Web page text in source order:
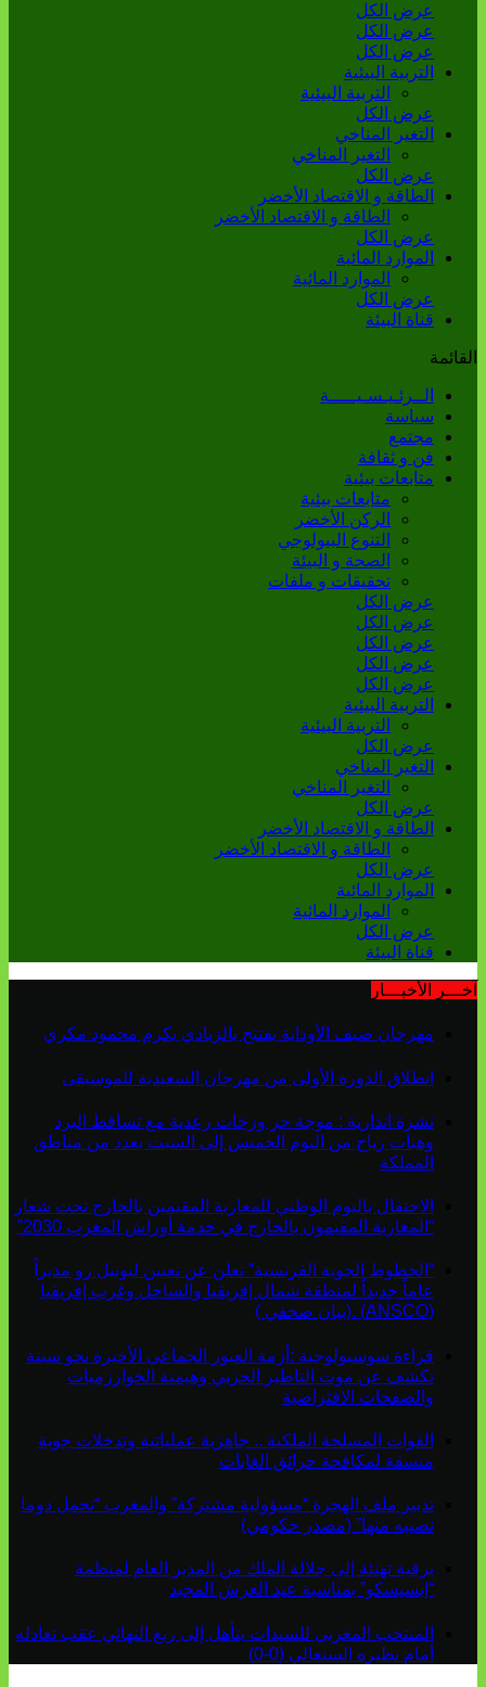
عرض الكل
عرض الكل
عرض الكل
التربية البيئية
التربية البيئية
عرض الكل
التغير المناخي
التغير المناخي
عرض الكل
الطاقة و الاقتصاد الأخضر
الطاقة و الاقتصاد الأخضر
عرض الكل
الموارد المائية
الموارد المائية
عرض الكل
قناة البيئة
القائمة
الــرئـيـسـيـــــة
سياسة
مجتمع
فن و ثقافة
متابعات بيئية
متابعات بيئية
الركن الأخضر
التنوع البيولوجي
الصحة و البيئة
تحقيقات و ملفات
عرض الكل
عرض الكل
عرض الكل
عرض الكل
عرض الكل
التربية البيئية
التربية البيئية
عرض الكل
التغير المناخي
التغير المناخي
عرض الكل
الطاقة و الاقتصاد الأخضر
الطاقة و الاقتصاد الأخضر
عرض الكل
الموارد المائية
الموارد المائية
عرض الكل
قناة البيئة
آخـــر الأخبـــار
مهرجان صيف الأوداية يفتتح بالزبادي يكرم محمود مكري
انطلاق الدورة الأولى من مهرجان السعيدية للموسيقى
نشرة انذارية : موجة حر وزخات رعدية مع تساقط البرد
وهبات رياح من اليوم الخميس إلى السبت بعدد من مناطق
المملكة
الاحتفال باليوم الوطني للمغاربة المقيمين بالخارج تحت شعار
“المغاربة المقيمون بالخارج في خدمة أوراش المغرب 2030”
“الخطوط الجوية الفرنسية” تعلن عن تعيين ليونيل رو مديراً
عاماً جديداً لمنطقة شمال إفريقيا والساحل وغرب إفريقيا
(ANSCO) .(بيان صحفي )
قراءة سوسيولوجية :أزمة العبور الجماعي الأخيرة نحو سبتة
تكشف عن موت التاطير الحزبي وهيمنة الخوارزميات
والصفحات الافتراضية
القوات المسلحة الملكية .. جاهزية عملياتية وتدخلات جوية
منسقة لمكافحة حرائق الغابات
تدبير ملف الهجرة “مسؤولية مشتركة” والمغرب “تحمل دوما
نصيبه منها” (مصدر حكومي)
برقية تهنئة إلى جلالة الملك من المدير العام لمنظمة
“إيسيسكو” بمناسبة عيد العرش المجيد
المنتخب المغربي للسيدات يتأهل إلى ربع النهائي عقب تعادله
أمام نظيره السنغالي (0-0)